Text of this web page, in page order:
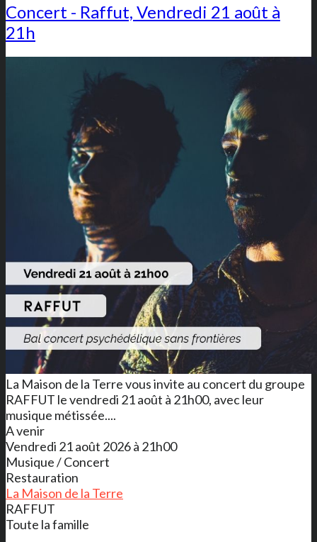
Concert - Raffut, Vendredi 21 août à
21h
La Maison de la Terre vous invite au concert du groupe
RAFFUT le vendredi 21 août à 21h00, avec leur
musique métissée....
A venir
Vendredi 21 août 2026 à 21h00
Musique / Concert
Restauration
La Maison de la Terre
RAFFUT
Toute la famille